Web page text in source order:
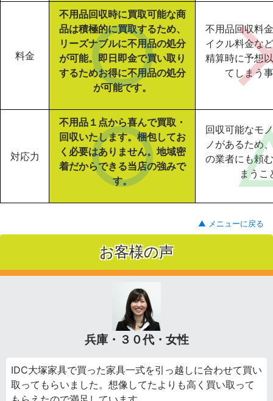
料金
不用品回収時に買取可能な商
品は積極的に買取するため、
リーズナブルに不用品の処分
が可能。即日即金で買い取り
するためお得に不用品の処分
が可能です。
不用品回収料
イクル料金な
精算時に予想
てしまう
対応力
不用品１点から喜んで買取・
回収いたします。梱包してお
く必要はありません。地域密
着だからできる当店の強みで
す。
回収可能なモ
ノがあるため
の業者にも頼
まうこ
▲ メニューに戻る
お客様の声
兵庫・３０代・女性
IDC大塚家具で買った家具一式を引っ越しに合わせて買い
取ってもらいました。想像してたよりも高く買い取って